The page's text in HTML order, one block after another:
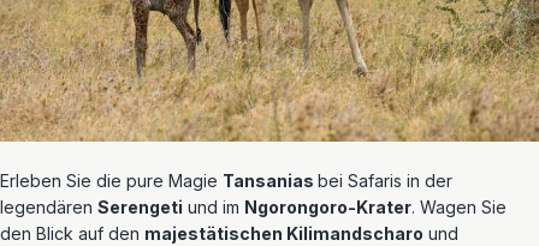
Erleben Sie die pure Magie Tansanias bei Safaris in der
legendären Serengeti und im Ngorongoro-Krater. Wagen Sie
den Blick auf den majestätischen Kilimandscharo und